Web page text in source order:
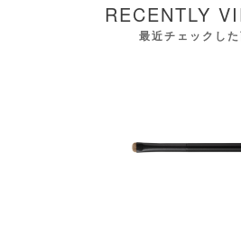
RECENTLY
最近チェックし